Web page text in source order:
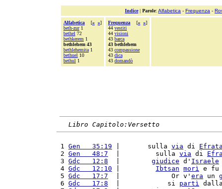
Indice| Parole: Alfabetica - Frequenza -
Alfabetica [« »]
beth-zur1
bethel 72
bethkerem 1
bethlehem 43
bethlehemita 1
bethuel 10
bethul 1
Frequenza [« »]
44 vestiti
44 visioni
43 barca
43 bethlehem
43 compassione
43 dica
43 domandò
Libro Capitolo:Versetto
1 Gen   35:19 |       sulla via di
2 Gen   48:7
  |         sulla
via di
3 Gdc   12:8 giudice d' Israele
4 Gdc   12:10 Ibtsan morì e
5 Gdc   17:7
  |             Or v'
era un
6 Gdc   17:8
  |            si
partì